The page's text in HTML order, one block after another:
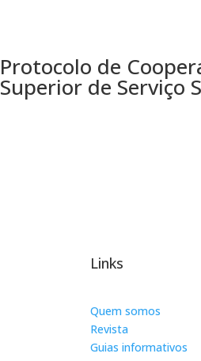
Protocolo de
Superior de Serviço
Links
Quem somos
Revista
Guias informativos